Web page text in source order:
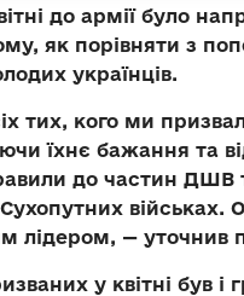
до армії було
як порівняти з
українців.
тих, кого ми
їхнє бажання та
до частин ДШВ
військах.
лідером, — уточнив
у квітні був